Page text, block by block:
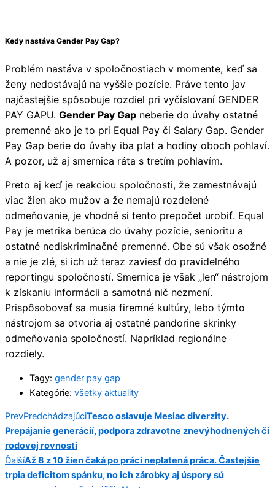
Kedy nastáva Gender Pay Gap?
Problém nastáva v spoločnostiach v momente, keď sa
ženy nedostávajú na vyššie pozície. Práve tento jav
najčastejšie spôsobuje rozdiel pri vyčíslovaní GENDER
PAY GAPU. Gender Pay Gap neberie do úvahy ostatné
premenné ako je to pri Equal Pay či Salary Gap. Gender
Pay Gap berie do úvahy iba plat a hodiny oboch pohlaví.
A pozor, už aj smernica ráta s tretím pohlavím.
Preto aj keď je reakciou spoločnosti, že zamestnávajú
viac žien ako mužov a že nemajú rozdelené
odmeňovanie, je vhodné si tento prepočet urobiť. Equal
Pay je metrika berúca do úvahy pozície, senioritu a
ostatné nediskriminačné premenné. Obe sú však osožné
a nie je zlé, si ich už teraz zaviesť do pravidelného
reportingu spoločností. Smernica je však „len“ nástrojom
k získaniu informácii a samotná nič nezmení.
Prispôsobovať sa musia firemné kultúry, lebo týmto
nástrojom sa otvoria aj ostatné pandorine skrinky
odmeňovania spoločností. Napríklad regionálne
rozdiely.
Tagy: gender pay gap
Kategórie: všetky aktuality
PrevPredchádzajúciTesco oslavuje Mesiac diverzity.
Prepájanie generácií, podpora zdravotne znevýhodnených či
rodovej rovnosti
ĎalšíAž 8 z 10 žien čaká po práci neplatená práca. Častejšie
trpia deficitom spánku, no ich zárobky aj úspory sú